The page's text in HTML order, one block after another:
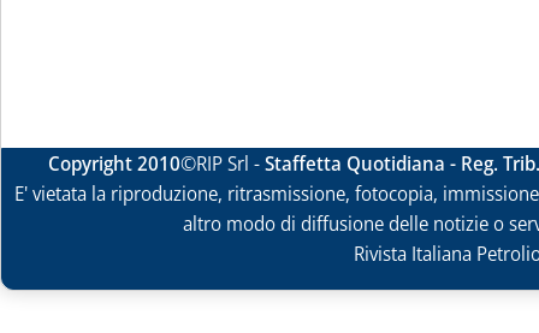
Copyright 2010©RIP Srl -Staffetta Quotidiana - Reg.
E' vietata la riproduzione, ritrasmissione, fotocopia,
altro modo di diffusione delle notizie o
Rivista Italiana